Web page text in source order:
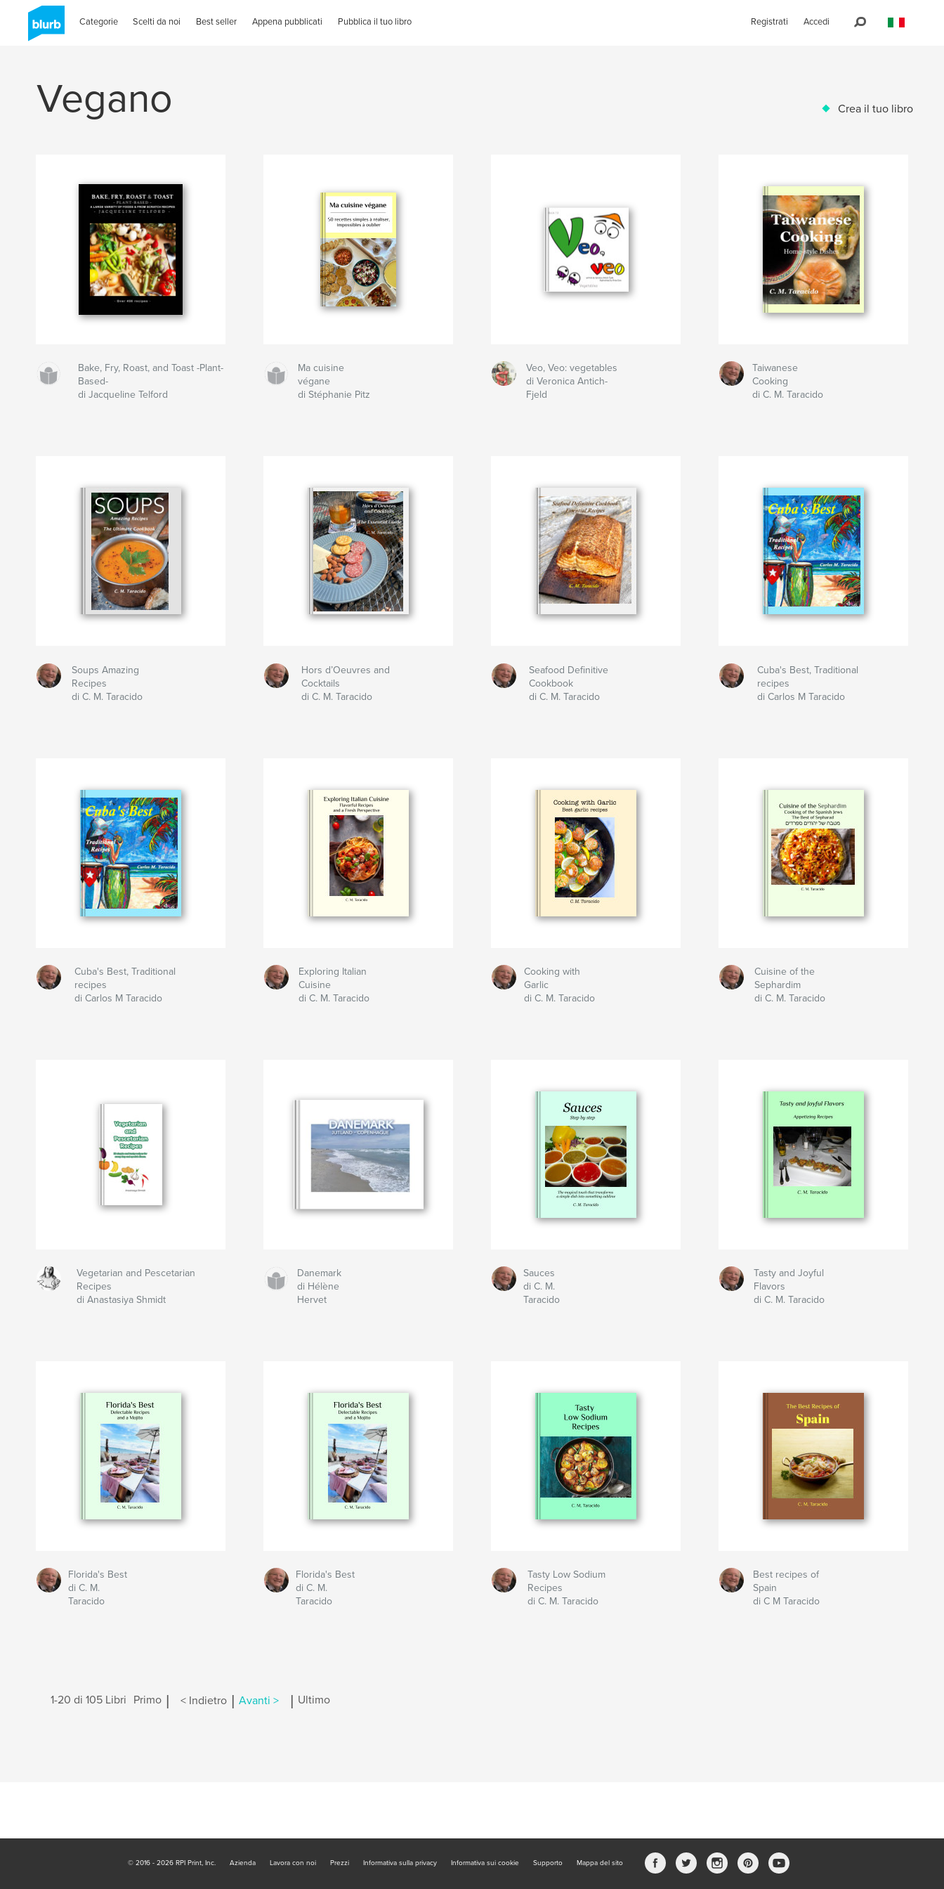
Categorie Scelti da noi Best seller Appena pubblicati Pubblica il tuo libro Registrati Accedi
Vegano Crea il tuo libro
Bake, Fry, Roast, and Toast -Plant-
Based-
di Jacqueline Telford
Ma cuisine
végane
di Stéphanie Pitz
Veo, Veo: vegetables
di Veronica Antich-
Fjeld
Taiwanese
Cooking
di C. M. Taracido
Soups Amazing
Recipes
di C. M. Taracido
Hors d’Oeuvres and
Cocktails
di C. M. Taracido
Seafood Definitive
Cookbook
di C. M. Taracido
Cuba's Best, Traditional
recipes
di Carlos M Taracido
Cuba's Best, Traditional
recipes
di Carlos M Taracido
Exploring Italian
Cuisine
di C. M. Taracido
Cooking with
Garlic
di C. M. Taracido
Cuisine of the
Sephardim
di C. M. Taracido
Vegetarian and Pescetarian
Recipes
di Anastasiya Shmidt
Danemark
di Hélène
Hervet
Sauces
di C. M.
Taracido
Tasty and Joyful
Flavors
di C. M. Taracido
Florida's Best
di C. M.
Taracido
Florida's Best
di C. M.
Taracido
Tasty Low Sodium
Recipes
di C. M. Taracido
Best recipes of
Spain
di C M Taracido
1-20 di 105 Libri Primo < Indietro Avanti > Ultimo
© 2016 - 2026 RPI Print, Inc. Azienda Lavora con noi Prezzi Informativa sulla privacy Informativa sui cookie Supporto Mappa del sito